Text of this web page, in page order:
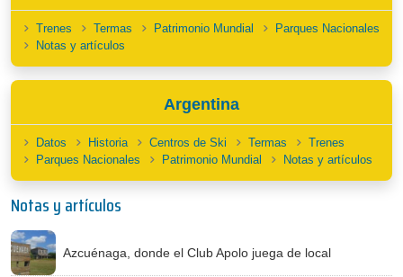
Trenes Termas Patrimonio Mundial
Parques Nacionales
Notas y artículos
Argentina
Datos Historia Centros de Ski Termas
Trenes
Parques Nacionales
Patrimonio Mundial Notas y artículos
Notas y artículos
Azcuénaga, donde el Club Apolo juega de local